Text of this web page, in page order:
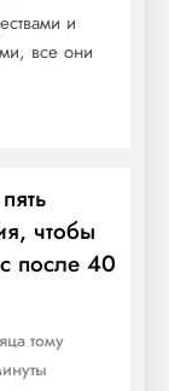
и
все они
чтобы
после 40
тому